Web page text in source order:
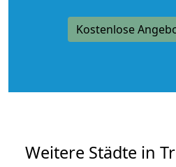
Kostenlose
Weitere Städte in